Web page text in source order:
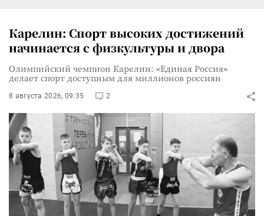
Карелин: Спорт высоких достижений
начинается с физкультуры и двора
Олимпийский чемпион Карелин: «Единая Россия»
делает спорт доступным для миллионов россиян
8 августа 2026, 09:35 2